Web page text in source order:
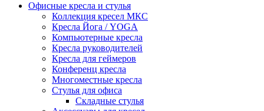
Офисные кресла и стулья
Коллекция кресел МКС
Кресла Йога / YOGA
Компьютерные кресла
Кресла руководителей
Кресла для геймеров
Конференц кресла
Многоместные кресла
Стулья для офиса
Складные стулья